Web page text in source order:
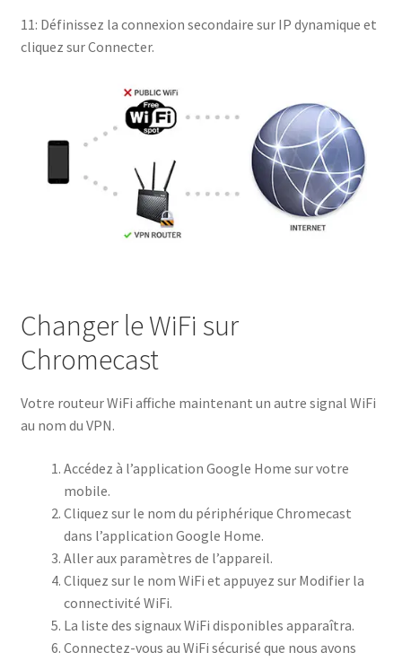
11: Définissez la connexion secondaire sur IP dynamique et
cliquez sur Connecter.
Changer le WiFi sur
Chromecast
Votre routeur WiFi affiche maintenant un autre signal WiFi
au nom du VPN.
Accédez à l’application Google Home sur votre
mobile.
Cliquez sur le nom du périphérique Chromecast
dans l’application Google Home.
Aller aux paramètres de l’appareil.
Cliquez sur le nom WiFi et appuyez sur Modifier la
connectivité WiFi.
La liste des signaux WiFi disponibles apparaîtra.
Connectez-vous au WiFi sécurisé que nous avons